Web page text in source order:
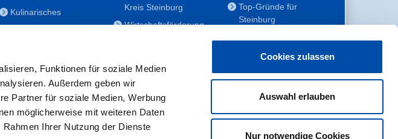
Funktionen für soziale Medien
Außerdem geben wir
Partner für soziale Medien, Werbung
möglicherweise mit weiteren Daten
Ihrer Nutzung der Dienste
Cookies zulassen
Auswahl erlauben
Nur notwendige Cookies
Kulinarisches
Veranstaltungen
Kreis Steinburg
Wirtschaftsförderung
Zahlen, Daten,
Fakten
Gewerbeflächen
Top-Gründe für
Steinburg
Meine Immobilie
Erholen